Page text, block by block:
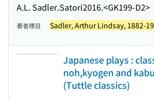
A.L. Sadler.Satori2016.<GK199-D2>
著者標目 Sadler, Arthur Lindsay, 1882-
Japanese plays :
noh,kyogen and
(Tuttle classics)